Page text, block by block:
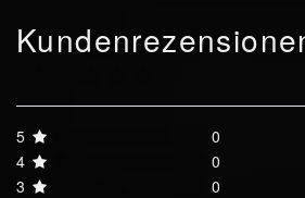
5
0
4
0
3
0